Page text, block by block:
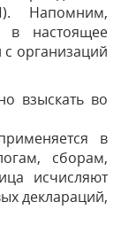
Напомним,
в настоящее
организаций
взыскать во
в
сборам,
исчисляют
деклараций,